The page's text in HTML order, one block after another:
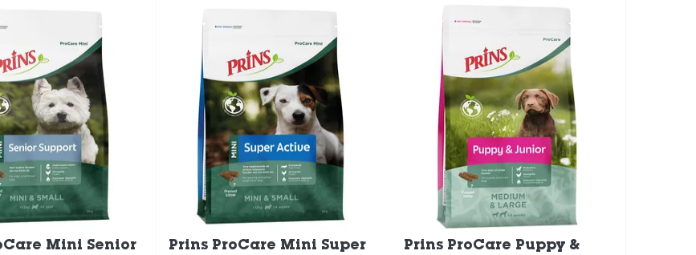
Mini Senior
Prins ProCare Mini Super
Prins ProCare Puppy &